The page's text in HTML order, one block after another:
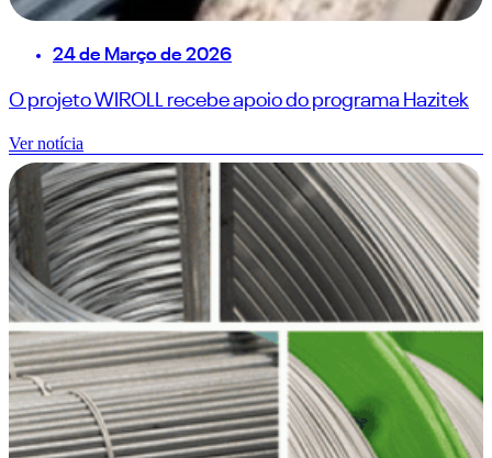
24 de Março de 2026
O projeto WIROLL recebe apoio do programa Hazitek
Ver notícia